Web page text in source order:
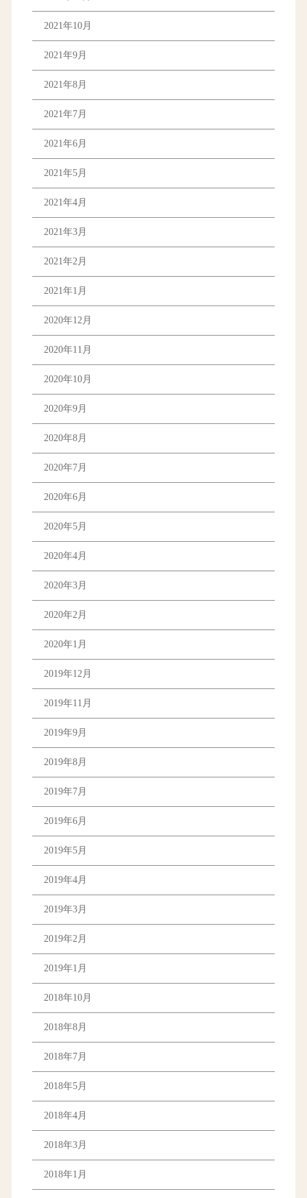
2021年10月
2021年9月
2021年8月
2021年7月
2021年6月
2021年5月
2021年4月
2021年3月
2021年2月
2021年1月
2020年12月
2020年11月
2020年10月
2020年9月
2020年8月
2020年7月
2020年6月
2020年5月
2020年4月
2020年3月
2020年2月
2020年1月
2019年12月
2019年11月
2019年9月
2019年8月
2019年7月
2019年6月
2019年5月
2019年4月
2019年3月
2019年2月
2019年1月
2018年10月
2018年8月
2018年7月
2018年5月
2018年4月
2018年3月
2018年1月